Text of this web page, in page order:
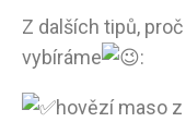
Z dalších tipů,
vybíráme
:
hovězí maso z